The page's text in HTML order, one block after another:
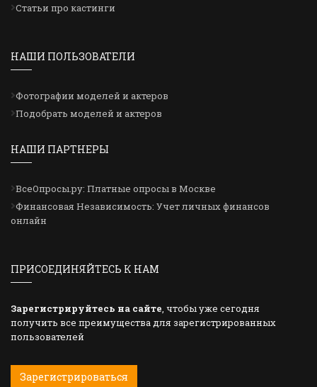
Статьи про кастинги
НАШИ ПОЛЬЗОВАТЕЛИ
Фотографии моделей и актеров
Подобрать моделей и актеров
НАШИ ПАРТНЕРЫ
ВсеОпросы.ру: Платные опросы в Москве
Финансовая Независимость: Учет личных финансов
онлайн
ПРИСОЕДИНЯЙТЕСЬ К НАМ
Зарегистрируйтесь на сайте , чтобы уже сегодня
получить все преимущества для зарегистрированных
пользователей
Зарегистрироваться